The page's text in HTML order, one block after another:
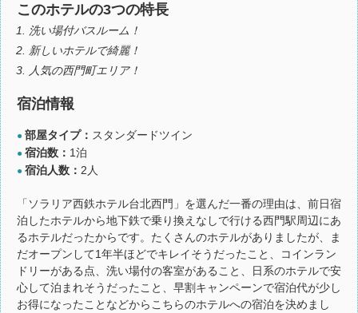
このホテルの3つの特長
洗い場付バスルーム！
新しいホテルで綺麗！
人気の西門町エリア！
宿泊情報
● 部屋タイプ： スタンダードツイン
● 宿泊数： 1泊
● 宿泊人数： 2人
「ソラリア西鉄ホテル台北西門」を選んだ一番の理由は、前日宿
泊したホテルから地下鉄で乗り換えなしで行ける西門駅周辺にあ
るホテルだったからです。たくさんのホテルがありましたが、ま
だオープンして1年半ほどでキレイそうだったこと、コインラン
ドリーがある点、洗い場付の客室があること、日系のホテルで安
心して泊まれそうだったこと、早割キャンペーンで宿泊代が少し
お得になったことなどからこちらのホテルへの宿泊を決めまし